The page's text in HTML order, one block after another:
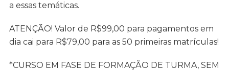
a essas temáticas.
ATENÇÃO! Valor de R$99,00 para pagamentos em
dia cai para R$79,00 para as 50 primeiras matrículas!
*CURSO EM FASE DE FORMAÇÃO DE TURMA, SEM